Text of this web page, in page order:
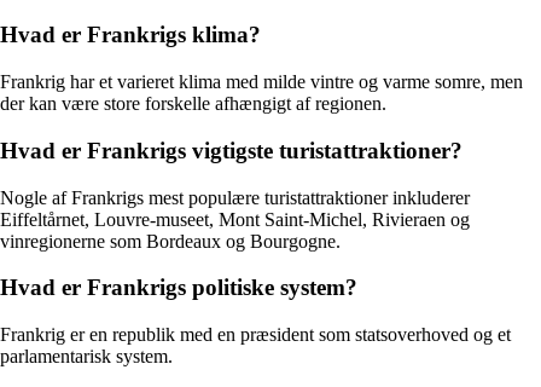
Hvad er Frankrigs klima?
Frankrig har et varieret klima med milde vintre og varme somre, men
der kan være store forskelle afhængigt af regionen.
Hvad er Frankrigs vigtigste turistattraktioner?
Nogle af Frankrigs mest populære turistattraktioner inkluderer
Eiffeltårnet, Louvre-museet, Mont Saint-Michel, Rivieraen og
vinregionerne som Bordeaux og Bourgogne.
Hvad er Frankrigs politiske system?
Frankrig er en republik med en præsident som statsoverhoved og et
parlamentarisk system.